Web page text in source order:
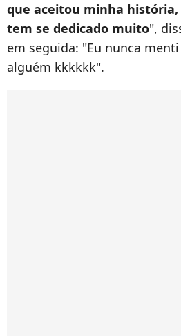
que aceitou minha
tem se dedicado muito",
em seguida: "Eu nunca
alguém kkkkkk".